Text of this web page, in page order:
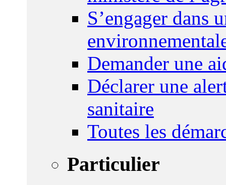
S’engager dans
Demander une
Déclarer une
sanitaire
Toutes les
Particulier